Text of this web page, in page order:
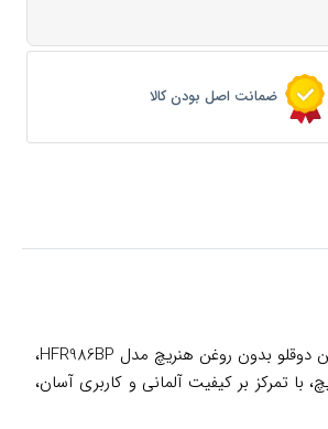
ضمانت اصل بودن کالا
تصور کنید در آشپزخانه‌تان، بدون دود و بوی تند روغن، سیب‌زمینی‌های ترد و مرغ کبابی لذیذ آماده می‌کنید – همه این‌ها با کمترین چربی و حفظ طعم اصلی مواد. سرخ کن دوقلو بدون روغن هنریچ مدل HFR986BP،
تمرکز بر کیفیت آلمانی و کاربری آسان،